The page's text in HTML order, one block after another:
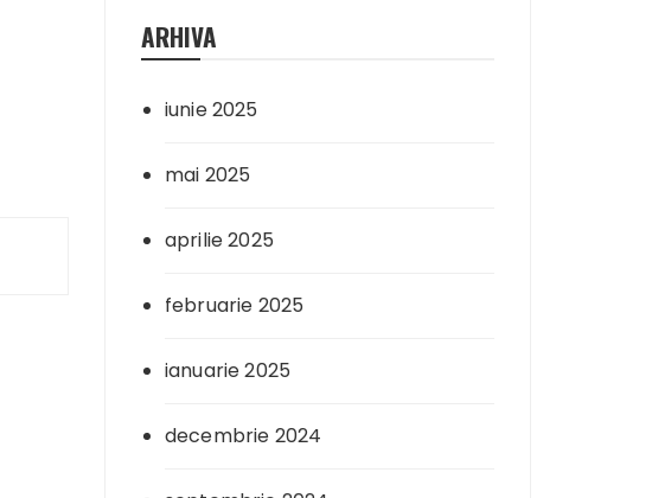
ARHIVA
iunie 2025
mai 2025
aprilie 2025
februarie 2025
ianuarie 2025
decembrie 2024